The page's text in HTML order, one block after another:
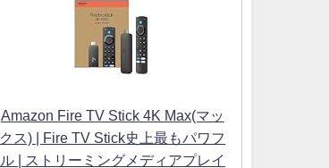
Amazon Fire TV Stick 4K Max(マッ
クス) | Fire TV Stick史上最もパワフ
ル | ストリーミングメディアプレイ